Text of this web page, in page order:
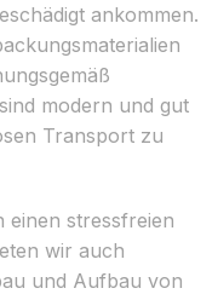
ankommen.
modern und gut
Transport zu
einen stressfreien
wir auch
und Aufbau von